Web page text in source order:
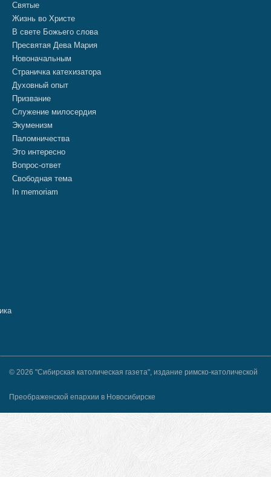
Святые
Жизнь во Христе
В свете Божьего слова
Пресвятая Дева Мария
Новоначальным
Страничка катехизатора
Духовный опыт
Призвание
Служение милосердия
Экуменизм
Паломничества
Это интересно
Вопрос-ответ
Свободная тема
In memoriam
© 2026 "Сибирская католическая газета", издание римско-католической
Преображенской епархии в Новосибирске